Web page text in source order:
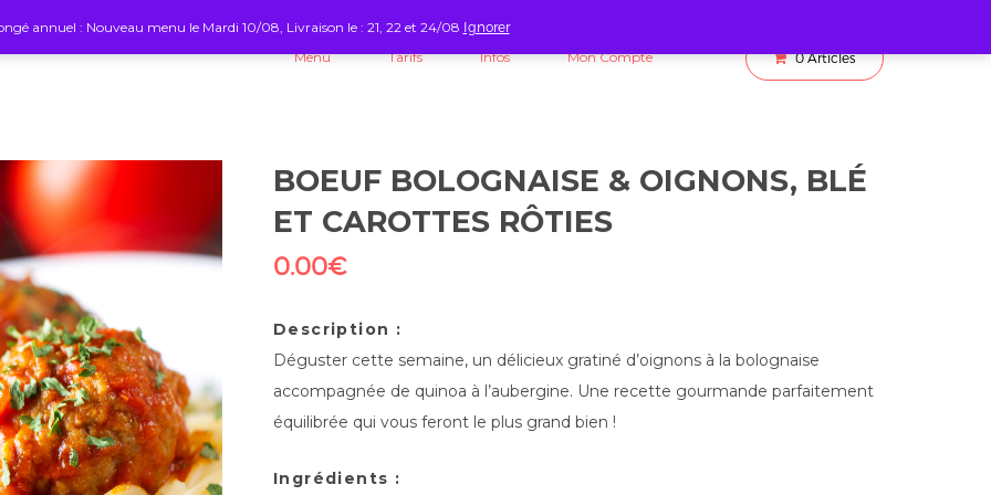
Menu Tarifs Infos Mon Compte 0 Articles
BOEUF BOLOGNAISE & OIGNONS, BLÉ
ET CAROTTES RÔTIES
0.00€
Description :
Déguster cette semaine, un délicieux gratiné d’oignons à la bolognaise
accompagnée de quinoa à l’aubergine. Une recette gourmande parfaitement
équilibrée qui vous feront le plus grand bien !
Ingrédients :
annuel : Nouveau menu le Mardi 10/08, Livraison le : 21, 22 et 24/08 Ignorer